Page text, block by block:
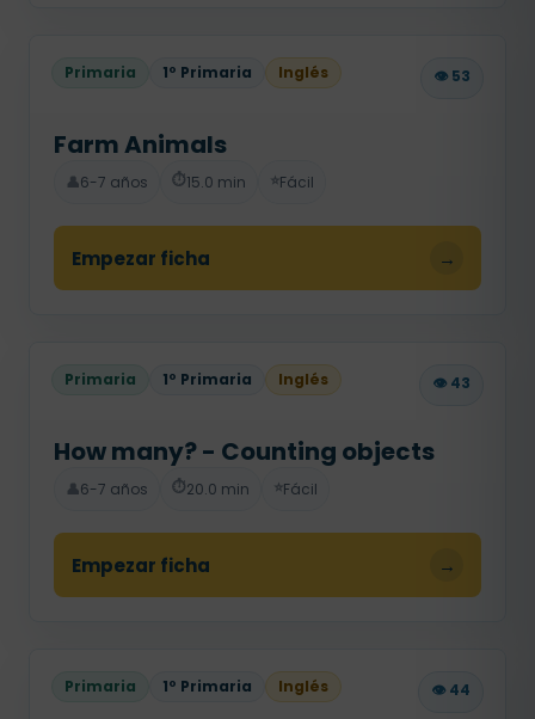
Primaria 1º Primaria Inglés 👁️ 53
Farm Animals
👤6-7 años ⏱️15.0 min ⭐Fácil
Empezar ficha →
Primaria 1º Primaria Inglés 👁️ 43
How many? - Counting objects
👤6-7 años ⏱️20.0 min ⭐Fácil
Empezar ficha →
Primaria 1º Primaria Inglés 👁️ 44